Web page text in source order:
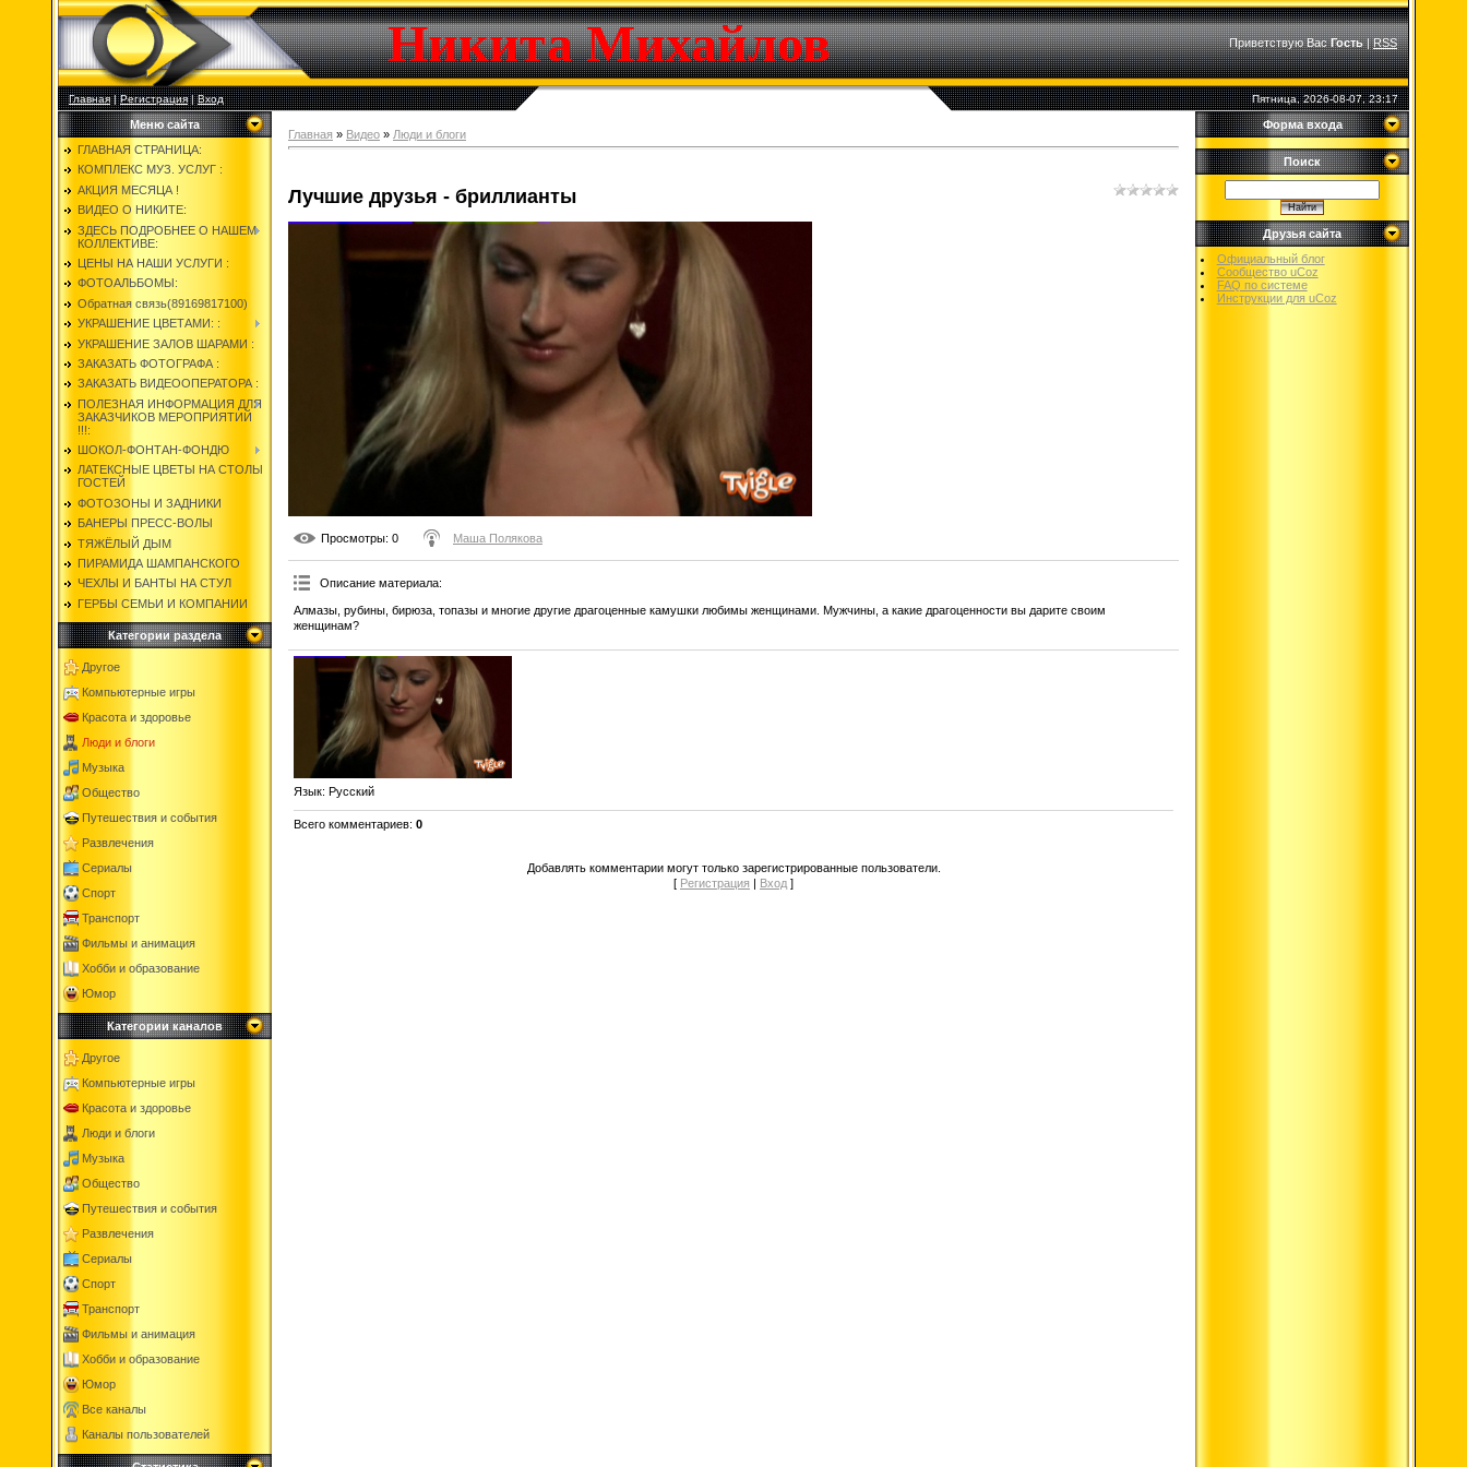
Никита Михайлов Приветствую Вас Гость|RSS
Главная|Регистрация|Вход Пятница, 2026-08-07, 23:17
Меню сайта
ГЛАВНАЯ СТРАНИЦА:
КОМПЛЕКС МУЗ. УСЛУГ :
АКЦИЯ МЕСЯЦА !
ВИДЕО О НИКИТЕ:
ЗДЕСЬ ПОДРОБНЕЕ О НАШЕМ
КОЛЛЕКТИВЕ:
ЦЕНЫ НА НАШИ УСЛУГИ :
ФОТОАЛЬБОМЫ:
Обратная связь(89169817100)
УКРАШЕНИЕ ЦВЕТАМИ: :
УКРАШЕНИЕ ЗАЛОВ ШАРАМИ :
ЗАКАЗАТЬ ФОТОГРАФА :
ЗАКАЗАТЬ ВИДЕООПЕРАТОРА :
ПОЛЕЗНАЯ ИНФОРМАЦИЯ ДЛЯ
ЗАКАЗЧИКОВ МЕРОПРИЯТИЙ
!!!:
ШОКОЛ-ФОНТАН-ФОНДЮ
ЛАТЕКСНЫЕ ЦВЕТЫ НА СТОЛЫ
ГОСТЕЙ
ФОТОЗОНЫ И ЗАДНИКИ
БАНЕРЫ ПРЕСС-ВОЛЫ
ТЯЖЁЛЫЙ ДЫМ
ПИРАМИДА ШАМПАНСКОГО
ЧЕХЛЫ И БАНТЫ НА СТУЛ
ГЕРБЫ СЕМЬИ И КОМПАНИИ
Категории раздела
Другое
Компьютерные игры
Красота и здоровье
Люди и блоги
Музыка
Общество
Путешествия и события
Развлечения
Сериалы
Спорт
Транспорт
Фильмы и анимация
Хобби и образование
Юмор
Категории каналов
Другое
Компьютерные игры
Красота и здоровье
Люди и блоги
Музыка
Общество
Путешествия и события
Развлечения
Сериалы
Спорт
Транспорт
Фильмы и анимация
Хобби и образование
Юмор
Все каналы
Каналы пользователей
Главная » Видео » Люди и блоги
Лучшие друзья - бриллианты
Просмотры: 0 Маша Полякова
Описание материала:
Алмазы, рубины, бирюза, топазы и многие другие драгоценные камушки любимы женщинами. Мужчины, а какие драгоценности вы дарите своим
женщинам?
Язык: Русский
Всего комментариев: 0
Добавлять комментарии могут только зарегистрированные пользователи.
[ Регистрация | Вход ]
Форма входа
Поиск
Друзья сайта
Официальный блог
Сообщество uCoz
FAQ по системе
Инструкции для uCoz